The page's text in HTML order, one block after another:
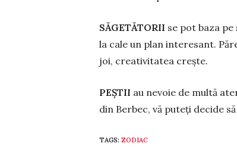
SĂGETĂTORII se pot baza
la cale un plan interesant.
joi, creativitatea crește.
PEŞTII au nevoie de multă
din Berbec, vă puteți decide
TAGS: ZODIAC